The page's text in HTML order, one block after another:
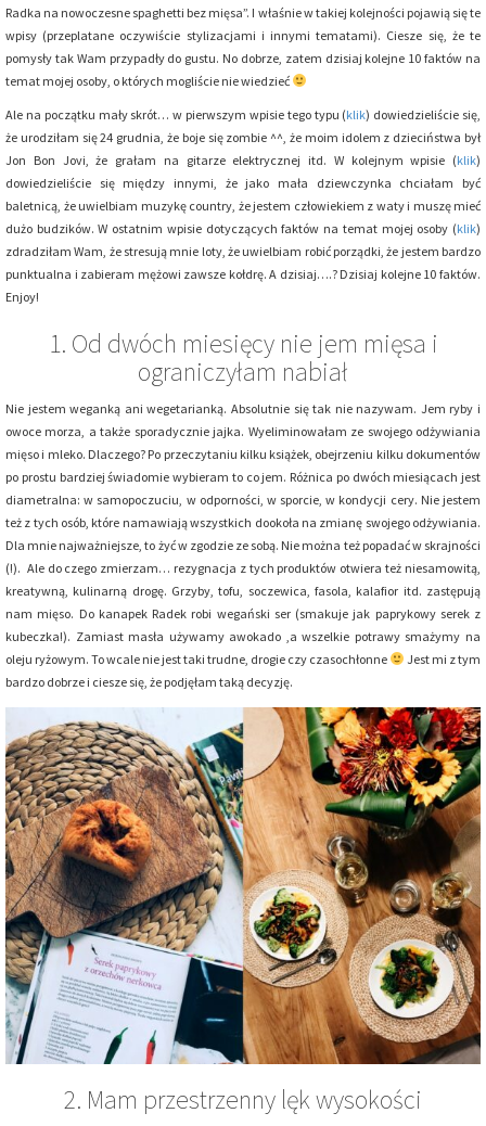
Radka na nowoczesne spaghetti bez mięsa”. I właśnie w takiej kolejności pojawią się te
wpisy (przeplatane oczywiście stylizacjami i innymi tematami). Ciesze się, że te
pomysły tak Wam przypadły do gustu. No dobrze, zatem dzisiaj kolejne 10 faktów na
temat mojej osoby, o których mogliście nie wiedzieć
Ale na początku mały skrót… w pierwszym wpisie tego typu (klik) dowiedzieliście się,
że urodziłam się 24 grudnia, że boje się zombie ^^, że moim idolem z dzieciństwa był
Jon Bon Jovi, że grałam na gitarze elektrycznej itd. W kolejnym wpisie (klik)
dowiedzieliście się między innymi, że jako mała dziewczynka chciałam być
baletnicą, że uwielbiam muzykę country, że jestem człowiekiem z waty i muszę mieć
dużo budzików. W ostatnim wpisie dotyczących faktów na temat mojej osoby (klik)
zdradziłam Wam, że stresują mnie loty, że uwielbiam robić porządki, że jestem bardzo
punktualna i zabieram mężowi zawsze kołdrę. A dzisiaj….? Dzisiaj kolejne 10 faktów.
Enjoy!
1. Od dwóch miesięcy nie jem mięsa i
ograniczyłam nabiał
Nie jestem weganką ani wegetarianką. Absolutnie się tak nie nazywam. Jem ryby i
owoce morza, a także sporadycznie jajka. Wyeliminowałam ze swojego odżywiania
mięso i mleko. Dlaczego? Po przeczytaniu kilku książek, obejrzeniu kilku dokumentów
po prostu bardziej świadomie wybieram to co jem. Różnica po dwóch miesiącach jest
diametralna: w samopoczuciu, w odporności, w sporcie, w kondycji cery. Nie jestem
też z tych osób, które namawiają wszystkich dookoła na zmianę swojego odżywiania.
Dla mnie najważniejsze, to żyć w zgodzie ze sobą. Nie można też popadać w skrajności
(!). Ale do czego zmierzam… rezygnacja z tych produktów otwiera też niesamowitą,
kreatywną, kulinarną drogę. Grzyby, tofu, soczewica, fasola, kalafior itd. zastępują
nam mięso. Do kanapek Radek robi wegański ser (smakuje jak paprykowy serek z
kubeczka!). Zamiast masła używamy awokado ,a wszelkie potrawy smażymy na
oleju ryżowym. To wcale nie jest taki trudne, drogie czy czasochłonne
Jest mi z tym
bardzo dobrze i ciesze się, że podjęłam taką decyzję.
2. Mam przestrzenny lęk wysokości